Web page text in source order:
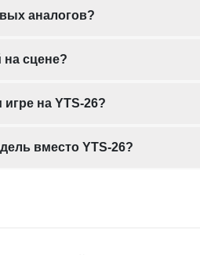
аналогов?
на сцене?
на YTS-26?
вместо YTS-26?